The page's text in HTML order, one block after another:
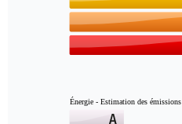
Énergie - Estimation des émissions